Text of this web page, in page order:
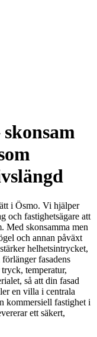
i Ösmo. Vi hjälper
och fastighetsägare att
Med skonsamma men
och annan påväxt
helhetsintrycket,
fasadens
temperatur,
så att din fasad
en villa i centrala
kommersiell fastighet i
ett säkert,